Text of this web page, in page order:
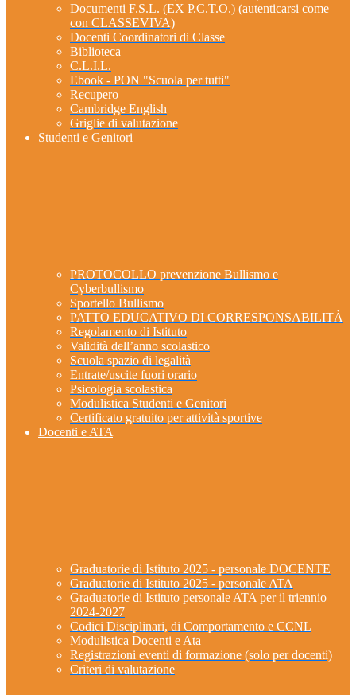
Documenti F.S.L. (EX P.C.T.O.) (autenticarsi come
con CLASSEVIVA)
Docenti Coordinatori di Classe
Biblioteca
C.L.I.L.
Ebook - PON "Scuola per tutti"
Recupero
Cambridge English
Griglie di valutazione
Studenti e Genitori
PROTOCOLLO prevenzione Bullismo e
Cyberbullismo
Sportello Bullismo
PATTO EDUCATIVO DI CORRESPONSABILITÀ
Regolamento di Istituto
Validità dell’anno scolastico
Scuola spazio di legalità
Entrate/uscite fuori orario
Psicologia scolastica
Modulistica Studenti e Genitori
Certificato gratuito per attività sportive
Docenti e ATA
Graduatorie di Istituto 2025 - personale DOCENTE
Graduatorie di Istituto 2025 - personale ATA
Graduatorie di Istituto personale ATA per il triennio
2024-2027
Codici Disciplinari, di Comportamento e CCNL
Modulistica Docenti e Ata
Registrazioni eventi di formazione (solo per docenti)
Criteri di valutazione